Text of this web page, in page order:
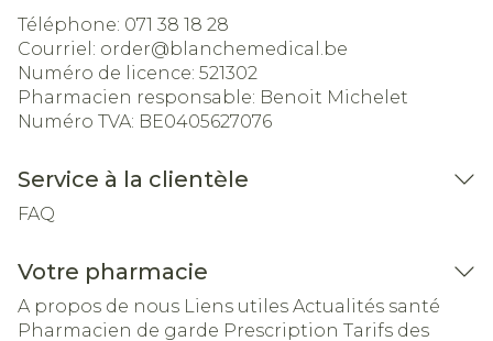
Téléphone: 071 38 18 28
Courriel: order@blanchemedical.be
Numéro de licence: 521302
Pharmacien responsable: Benoit Michelet
Numéro TVA: BE0405627076
Service à la clientèle
FAQ
Votre pharmacie
A propos de nous Liens utiles Actualités santé
Pharmacien de garde Prescription Tarifs des